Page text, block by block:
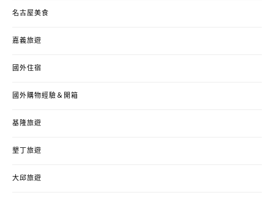
名古屋美食
嘉義旅遊
國外住宿
國外購物經驗＆開箱
基隆旅遊
墾丁旅遊
大邱旅遊